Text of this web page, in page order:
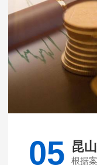
05 昆
根据